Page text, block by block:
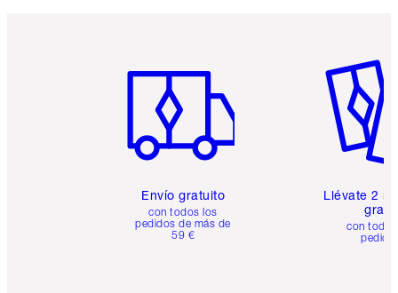
Envío gratuito
con todos los
pedidos de más de
59 €
Llévate 2
gratis
con